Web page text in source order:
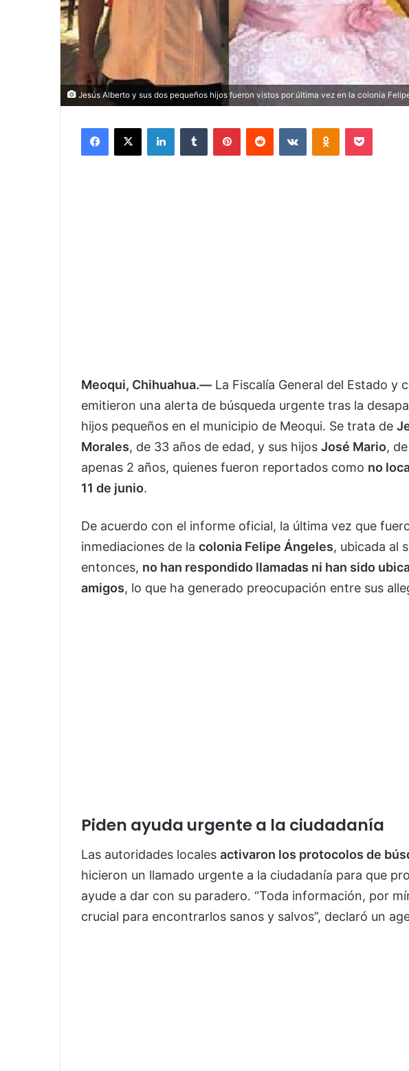
Jesús Alberto y sus dos pequeños hijos fueron vistos por última vez en la colonia
Facebook
X LinkedInTumblr PinterestReddit VKontakteOdnoklassniki
Pocket
Meoqui, Chihuahua.— La Fiscalía General del Estado y
emitieron una alerta de búsqueda urgente tras la
hijos pequeños en el municipio de Meoqui. Se trata de
Morales, de 33 años de edad, y sus hijos José Mario,
apenas 2 años, quienes fueron reportados como no
11 de junio.
De acuerdo con el informe oficial, la última vez que
inmediaciones de la colonia Felipe Ángeles, ubicada al
entonces, no han respondido llamadas ni han sido
amigos, lo que ha generado preocupación entre sus
Piden ayuda urgente a la ciudadanía
Las autoridades locales activaron los protocolos de
hicieron un llamado urgente a la ciudadanía para que
ayude a dar con su paradero. “Toda información, por
crucial para encontrarlos sanos y salvos”, declaró un